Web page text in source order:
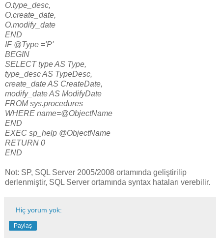
O.type_desc,
O.create_date,
O.modify_date
END
IF @Type ='P'
BEGIN
SELECT type AS Type,
type_desc AS TypeDesc,
create_date AS CreateDate,
modify_date AS ModifyDate
FROM sys.procedures
WHERE name=@ObjectName
END
EXEC sp_help @ObjectName
RETURN 0
END
Not: SP, SQL Server 2005/2008 ortamında geliştirilip
derlenmiştir, SQL Server ortamında syntax hataları verebilir.
Hiç yorum yok:
Paylaş